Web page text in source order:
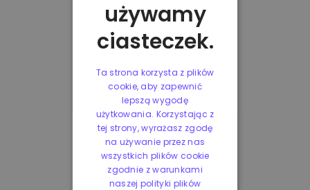
używamy
ciasteczek.
Ta strona korzysta z plików
cookie, aby zapewnić
lepszą wygodę
użytkowania. Korzystając z
tej strony, wyrażasz zgodę
na używanie przez nas
wszystkich plików cookie
zgodnie z warunkami
naszej polityki plików